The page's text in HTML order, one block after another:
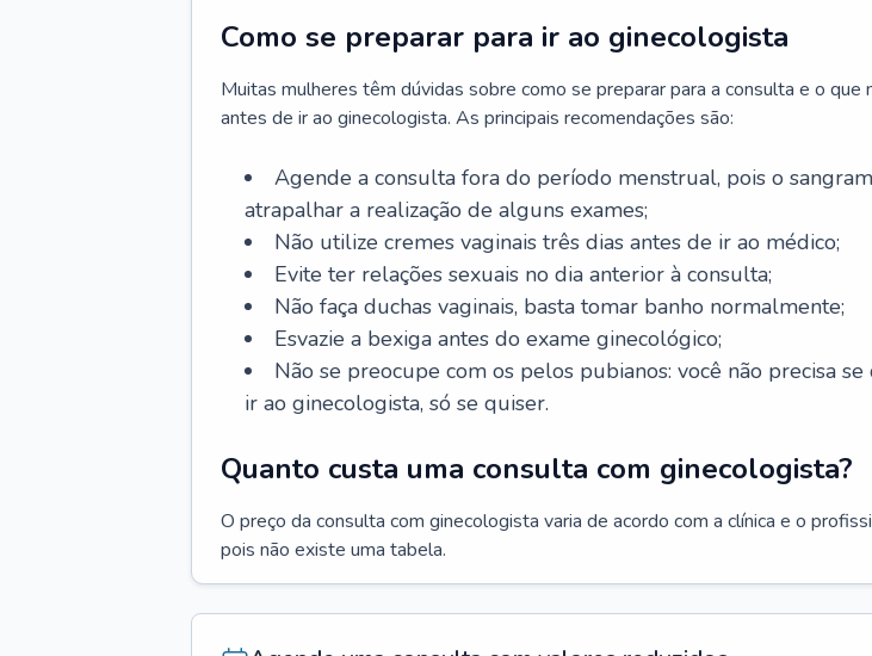
Como se preparar para ir ao ginecologista
Muitas mulheres têm dúvidas sobre como se preparar para a consulta e o que
antes de ir ao ginecologista. As principais recomendações são:
Agende a consulta fora do período menstrual, pois o
atrapalhar a realização de alguns exames;
Não utilize cremes vaginais três dias antes de ir ao médico;
Evite ter relações sexuais no dia anterior à consulta;
Não faça duchas vaginais, basta tomar banho normalmente;
Esvazie a bexiga antes do exame ginecológico;
Não se preocupe com os pelos pubianos: você não precisa
ir ao ginecologista, só se quiser.
Quanto custa uma consulta com ginecologista?
O preço da consulta com ginecologista varia de acordo com a clínica e o
pois não existe uma tabela.